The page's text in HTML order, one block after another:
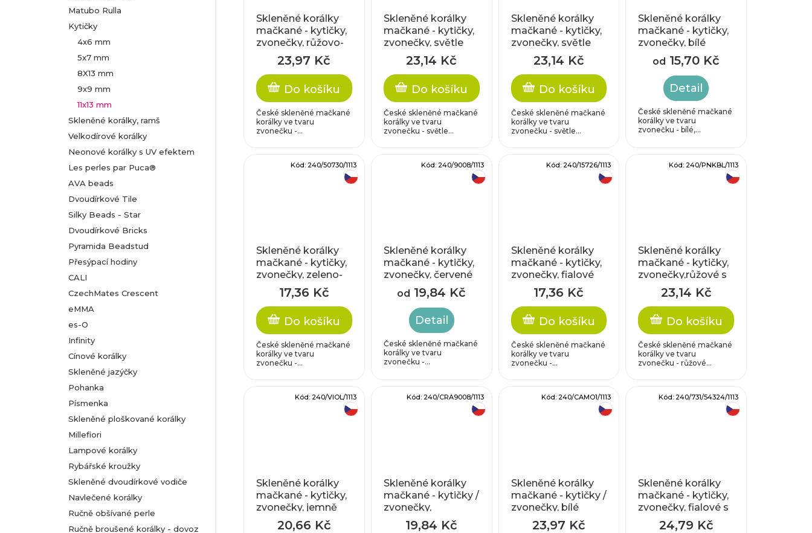
Matubo Rulla
Kytičky
4x6 mm
5x7 mm
8X13 mm
9x9 mm
11x13 mm
Skleněné korálky, ramš
Velkodírové korálky
Neonové korálky s UV efektem
Les perles par Puca®
AVA beads
Dvoudírkové Tile
Silky Beads - Star
Dvoudírkové Bricks
Pyramida Beadstud
Přesýpací hodiny
CALI
CzechMates Crescent
eMMA
es-O
Infinity
Cínové korálky
Skleněné jazýčky
Pohanka
Písmenka
Skleněné ploškované korálky
Millefiori
Lampové korálky
Rybářské kroužky
Skleněné dvoudírkové vodiče
Navlečené korálky
Ručně obšívané perle
Ručně broušené korálky - dovoz
Skleněné korálky
mačkané - kytičky,
zvonečky, růžovo-
oranžové
23,97 Kč
Do košíku
České skleněné mačkané
korálky ve tvaru
zvonečku -...
Skleněné korálky
mačkané - kytičky,
zvonečky, světle
zelené23,14 Kč
Do košíku
České skleněné mačkané
korálky ve tvaru
zvonečku - světle...
Skleněné korálky
mačkané - kytičky,
zvonečky, světle
růžové23,14 Kč
Do košíku
České skleněné mačkané
korálky ve tvaru
zvonečku - světle...
Skleněné korálky
mačkané - kytičky,
zvonečky, bílé
od 15,70 Kč
Detail
České skleněné mačkané
korálky ve tvaru
zvonečku - bílé,...
Skleněné korálky
mačkané - kytičky,
zvonečky, zeleno-
modré17,36 Kč
Do košíku
České skleněné mačkané
korálky ve tvaru
zvonečku -...
Kód: 240/50730/1113
Skleněné korálky
mačkané - kytičky,
zvonečky, červené
od 19,84 Kč
Detail
České skleněné mačkané
korálky ve tvaru
zvonečku -...
Kód: 240/9008/1113
Skleněné korálky
mačkané - kytičky,
zvonečky, fialové
17,36 Kč
Do košíku
České skleněné mačkané
korálky ve tvaru
zvonečku -...
Kód:240/15726/1113
Skleněné korálky
mačkané - kytičky,
zvonečky,růžové s
modrým zátěrem
23,14 Kč
Do košíku
České skleněné mačkané
korálky ve tvaru
zvonečku - růžové...
Kód: 240/PNKBL/1113
Skleněné korálky
mačkané - kytičky,
zvonečky, jemně
fialové20,66 Kč
Kód: 240/VIOL/1113
Skleněné korálky
mačkané - kytičky /
zvonečky,
práskané, červené
19,84 Kč
Kód: 240/CRA9008/1113
Skleněné korálky
mačkané - kytičky /
zvonečky, bílé
strakaté
23,97 Kč
Kód:240/CAMO1/1113
Skleněné korálky
mačkané - kytičky,
zvonečky, fialové s
pokovem
24,79 Kč
Kód: 240/731/54324/1113